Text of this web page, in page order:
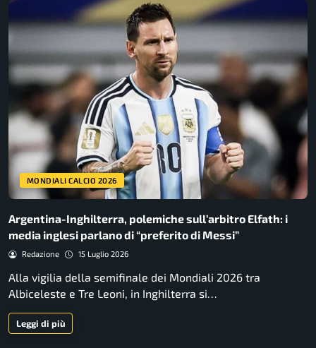
MONDIALI CALCIO 2026
Argentina-Inghilterra, polemiche sull’arbitro Elfath: i
media inglesi parlano di “preferito di Messi”
Redazione 15 Luglio 2026
Alla vigilia della semifinale dei Mondiali 2026 tra
Albiceleste e Tre Leoni, in Inghilterra si…
Leggi di più